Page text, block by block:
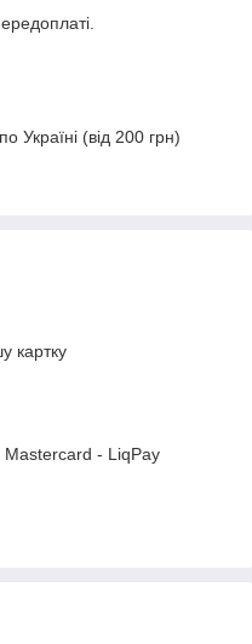
Україні (від 200 грн)
картку
- LiqPay